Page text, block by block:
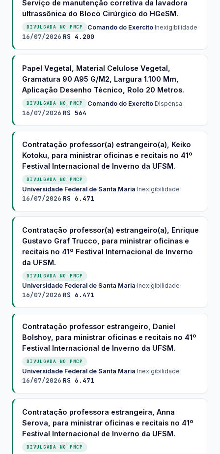
Serviço de manutenção corretiva da lavadora
ultrassônica do Bloco Cirúrgico do HGeSM.
DIVULGADA NO PNCP Comando do Exercito·Inexigibilidade·
16/07/2026·R$ 4.200
Papel Vegetal, Material Celulose Vegetal,
Gramatura 90 A95 G/M2, Largura 1.100 Mm,
Aplicação Desenho Técnico, Rolo 20 Metros.
DIVULGADA NO PNCP Comando do Exercito·Dispensa·
16/07/2026·R$ 564
Contratação professor(a) estrangeiro(a), Keiko
Kotoku, para ministrar oficinas e recitais no 41º
Festival Internacional de Inverno da UFSM.
DIVULGADA NO PNCP
Universidade Federal de Santa Maria·Inexigibilidade·
16/07/2026·R$ 6.471
Contratação professor(a) estrangeiro(a), Enrique
Gustavo Graf Trucco, para ministrar oficinas e
recitais no 41º Festival Internacional de Inverno
da UFSM.
DIVULGADA NO PNCP
Universidade Federal de Santa Maria·Inexigibilidade·
16/07/2026·R$ 6.471
Contratação professor estrangeiro, Daniel
Bolshoy, para ministrar oficinas e recitais no 41º
Festival Internacional de Inverno da UFSM.
DIVULGADA NO PNCP
Universidade Federal de Santa Maria·Inexigibilidade·
16/07/2026·R$ 6.471
Contratação professora estrangeira, Anna
Serova, para ministrar oficinas e recitais no 41º
Festival Internacional de Inverno da UFSM.
DIVULGADA NO PNCP